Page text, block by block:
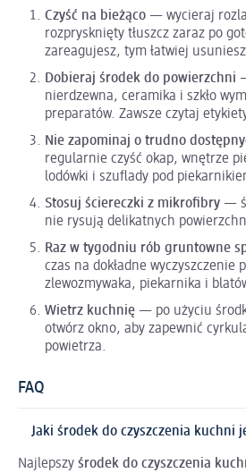
Czyść na bieżąco — wycieraj
rozprysknięty tłuszcz zaraz po
zareagujesz, tym łatwiej
Dobieraj środek do powierzchni
nierdzewna, ceramika i szkło
preparatów. Zawsze czytaj
Nie zapominaj o trudno
regularnie czyść okap, wnętrze
lodówki i szuflady pod
Stosuj ściereczki z mikrofibry —
nie rysują delikatnych
Raz w tygodniu rób gruntowne
czas na dokładne wyczyszczenie
zlewozmywaka, piekarnika i
Wietrz kuchnię — po użyciu
otwórz okno, aby zapewnić
powietrza.
FAQ
Jaki środek do czyszczenia kuchni
Najlepszy środek do czyszczenia